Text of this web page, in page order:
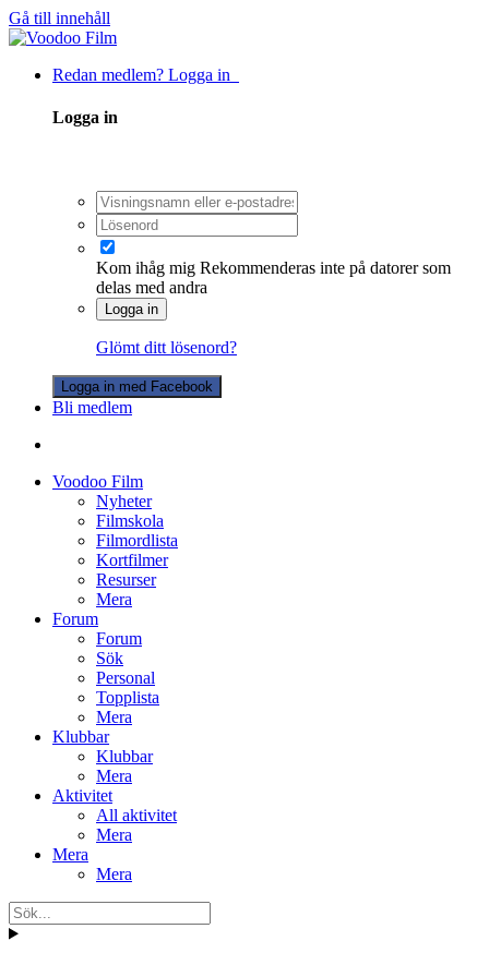
Gå till innehåll
Redan medlem? Logga in
Logga in
Kom ihåg mig Rekommenderas inte på datorer som
delas med andra
Logga in
Glömt ditt lösenord?
Logga in med Facebook
Bli medlem
Voodoo Film
Nyheter
Filmskola
Filmordlista
Kortfilmer
Resurser
Mera
Forum
Forum
Sök
Personal
Topplista
Mera
Klubbar
Klubbar
Mera
Aktivitet
All aktivitet
Mera
Mera
Mera